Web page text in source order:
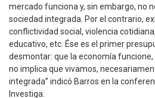
mercado funciona y, sin embargo, no
sociedad integrada. Por el contrario,
conflictividad social, violencia
educativo, etc. Ése es el primer
desmontar: que la economía
no implica que vivamos,
integrada” indicó Barros en la
Investiga.